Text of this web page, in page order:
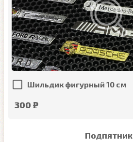
Шильдик фигурный 10 см
300 ₽
Подпятник